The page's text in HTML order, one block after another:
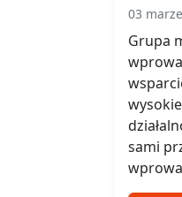
03
Grupa
sami